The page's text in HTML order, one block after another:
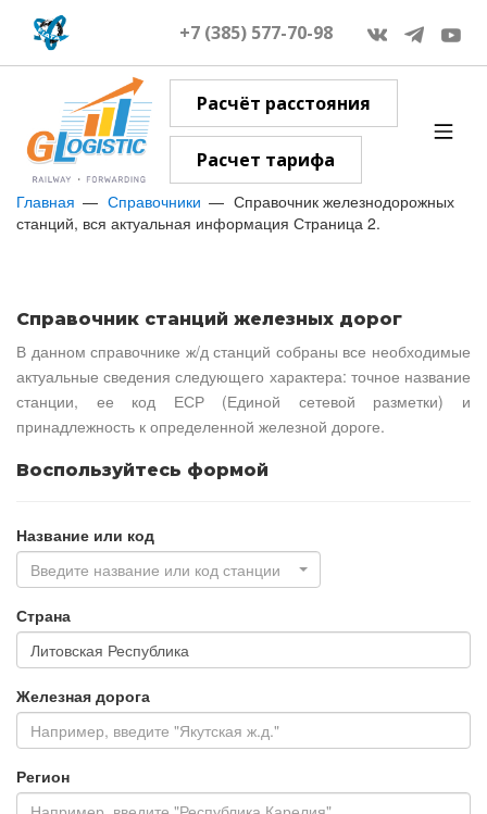
+7 (385) 577-70-98
Расчёт расстояния
Расчет тарифа
Главная Справочники
Справочник железнодорожных
станций, вся актуальная информация Страница 2.
Справочник станций железных дорог
В данном справочнике ж/д станций собраны все необходимые
актуальные сведения следующего характера: точное название
станции, ее код ЕСР (Единой сетевой разметки) и
принадлежность к определенной железной дороге.
Воспользуйтесь формой
Название или код
Введите название или код станции
Страна
Железная дорога
Регион